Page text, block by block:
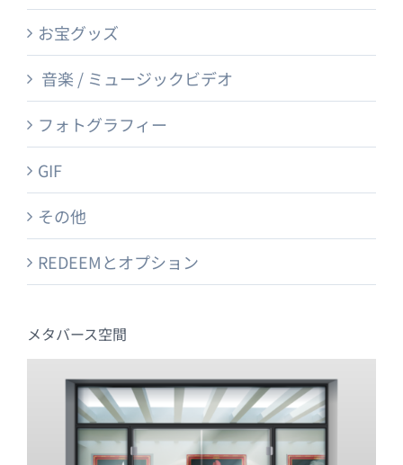
お宝グッズ
音楽 / ミュージックビデオ
フォトグラフィー
GIF
その他
REDEEMとオプション
メタバース空間